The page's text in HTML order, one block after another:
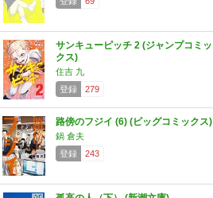
サンキューピッチ 2 (ジャンプコミッ
クス)
住吉 九
登録
279
路傍のフジイ (6) (ビッグコミックス)
鍋 倉夫
登録
243